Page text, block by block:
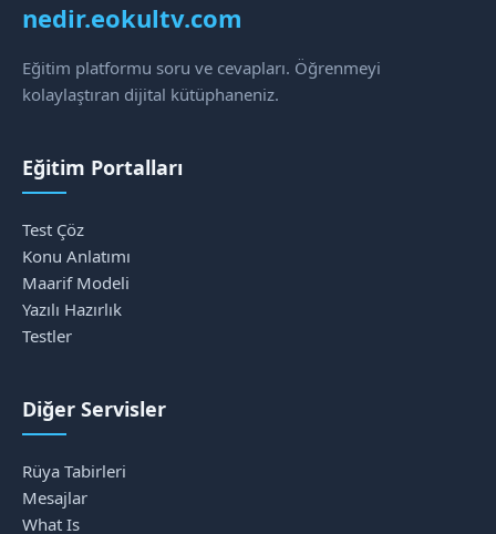
nedir.eokultv.com
Eğitim platformu soru ve cevapları. Öğrenmeyi
kolaylaştıran dijital kütüphaneniz.
Eğitim Portalları
Test Çöz
Konu Anlatımı
Maarif Modeli
Yazılı Hazırlık
Testler
Diğer Servisler
Rüya Tabirleri
Mesajlar
What Is